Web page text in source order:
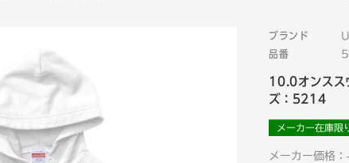
ブランド
品番
10.0オンスス
ズ：5214
メーカー在庫限
メーカー価格：